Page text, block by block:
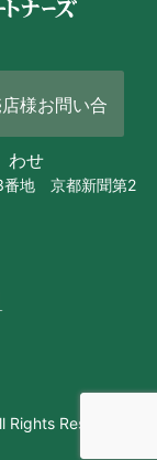
様お問い合
わせ
地 京都新聞第2
Reserved.